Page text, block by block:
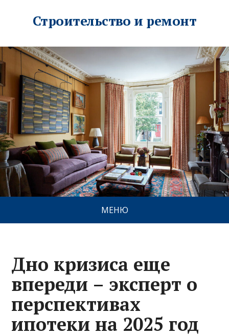
Строительство и ремонт
МЕНЮ
Дно кризиса еще
впереди – эксперт о
перспективах
ипотеки на 2025 год